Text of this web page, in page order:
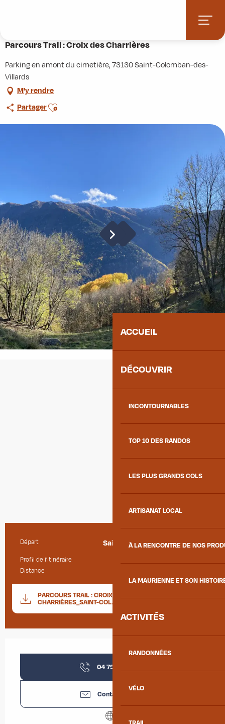
principal
ACCUEIL
DÉCOUVRIR
INCONTOURNABLES
TOP 10 DES RANDOS
LES PLUS GRANDS COLS
ARTISANAT LOCAL
À LA RENCONTRE DE NOS
LA MAURIENNE ET SON
ACTIVITÉS
RANDONNÉES
VÉLO
Parcours Trail : Croix des Charrières
Parking en amont du cimetière, 73130 Saint-Colomban-des-
Villards
M'y rendre
PartagerAjouter aux favoris
Informations pratiques
Départ Saint-Colomban-des-Villards
Profil de l’itinéraire Boucle
Distance
Documentation
PARCOURS TRAIL : CROIX DES
CHARRIÈRES_SAINT-COL...
04 79 56 35
Contactez-nous